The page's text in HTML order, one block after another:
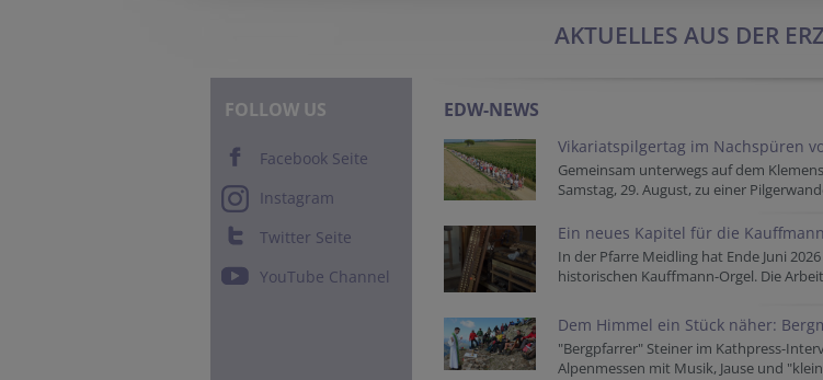
AKTUELLES AUS DER
FOLLOW US
Facebook Seite
Instagram
Twitter Seite
YouTube Channel
EDW-NEWS
Vikariatspilgertag im Nachspüren
Gemeinsam unterwegs auf dem
Samstag, 29. August, zu einer
Ein neues Kapitel für die
In der Pfarre Meidling hat Ende Juni
historischen Kauffmann-Orgel. Die
Dem Himmel ein Stück näher:
"Bergpfarrer" Steiner im Kathpress-
Alpenmessen mit Musik, Jause und